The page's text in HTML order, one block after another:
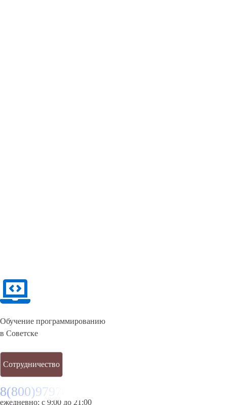
Обучение программированию
в Советске
Сотрудничество
8(800)9797043
ежедневно: с 9:00 до 21:00